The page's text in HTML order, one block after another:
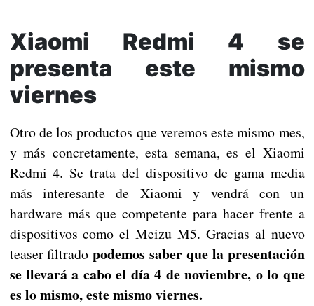
Xiaomi Redmi 4 se
presenta este mismo
viernes
Otro de los productos que veremos este mismo mes,
y más concretamente, esta semana, es el Xiaomi
Redmi 4. Se trata del dispositivo de gama media
más interesante de Xiaomi y vendrá con un
hardware más que competente para hacer frente a
dispositivos como el Meizu M5. Gracias al nuevo
teaser filtradopodemos saber que la presentación
se llevará a cabo el día 4 de noviembre, o lo que
es lo mismo, este mismo viernes.